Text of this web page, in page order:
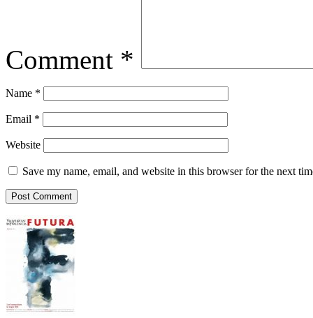
Comment *
Name *
Email *
Website
Save my name, email, and website in this browser for the next